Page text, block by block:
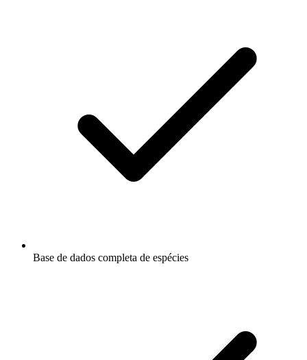
Base de dados completa de espécies